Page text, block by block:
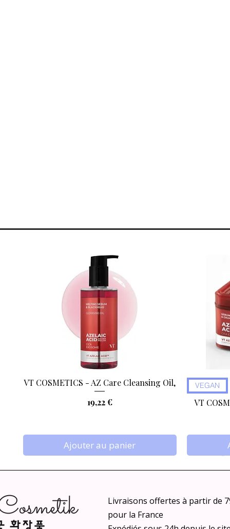
Aperçu rapide
VT COSMETICS - AZ Care Cleansing Oil,
Prix
19,22 €
Ajouter au panier
VEGAN
VT
Livraisons offertes à partir de
pour la France